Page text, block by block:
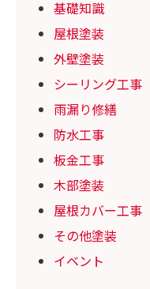
基礎知識
屋根塗装
外壁塗装
シーリング工事
雨漏り修繕
防水工事
板金工事
木部塗装
屋根カバー工事
その他塗装
イベント